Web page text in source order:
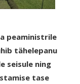
peaministrile
tähelepanu
seisule ning
tase